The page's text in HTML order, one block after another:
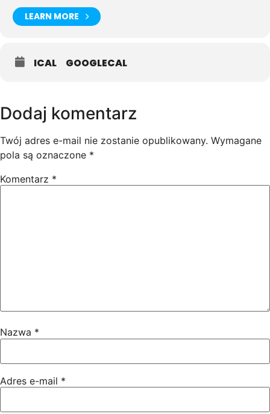
LEARN MORE
ICAL GOOGLECAL
Dodaj komentarz
Twój adres e-mail nie zostanie opublikowany. Wymagane
pola są oznaczone *
Komentarz *
Nazwa *
Adres e-mail *